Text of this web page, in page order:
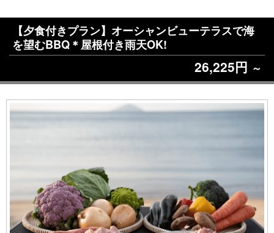
【夕食付きプラン】オーシャンビューテラスで海
を望むBBQ＊屋根付き雨天OK!
26,225円 ～